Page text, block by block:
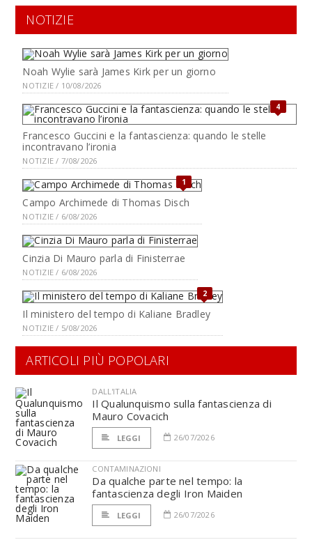
NOTIZIE
Noah Wylie sarà James Kirk per un giorno
NOTIZIE / 10/08/2026
4
Francesco Guccini e la fantascienza: quando le stelle
incontravano l’ironia
NOTIZIE / 7/08/2026
1
Campo Archimede di Thomas Disch
NOTIZIE / 6/08/2026
Cinzia Di Mauro parla di Finisterrae
NOTIZIE / 6/08/2026
2
Il ministero del tempo di Kaliane Bradley
NOTIZIE / 5/08/2026
ARTICOLI PIÙ POPOLARI
DALL'ITALIA
Il Qualunquismo sulla fantascienza di
Mauro Covacich
LEGGI 26/07/2026
CONTAMINAZIONI
Da qualche parte nel tempo: la
fantascienza degli Iron Maiden
LEGGI 26/07/2026